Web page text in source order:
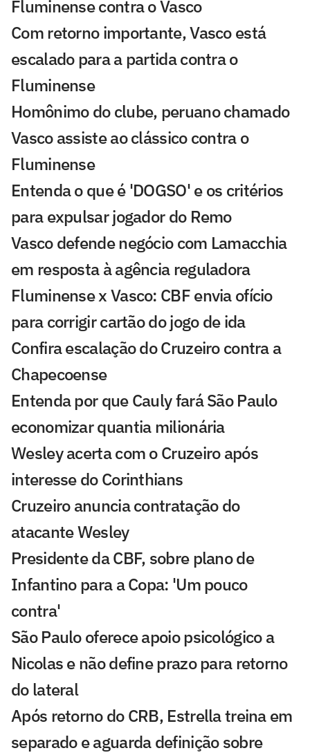
Fluminense contra o Vasco
Com retorno importante, Vasco está
escalado para a partida contra o
Fluminense
Homônimo do clube, peruano chamado
Vasco assiste ao clássico contra o
Fluminense
Entenda o que é 'DOGSO' e os critérios
para expulsar jogador do Remo
Vasco defende negócio com Lamacchia
em resposta à agência reguladora
Fluminense x Vasco: CBF envia ofício
para corrigir cartão do jogo de ida
Confira escalação do Cruzeiro contra a
Chapecoense
Entenda por que Cauly fará São Paulo
economizar quantia milionária
Wesley acerta com o Cruzeiro após
interesse do Corinthians
Cruzeiro anuncia contratação do
atacante Wesley
Presidente da CBF, sobre plano de
Infantino para a Copa: 'Um pouco
contra'
São Paulo oferece apoio psicológico a
Nicolas e não define prazo para retorno
do lateral
Após retorno do CRB, Estrella treina em
separado e aguarda definição sobre